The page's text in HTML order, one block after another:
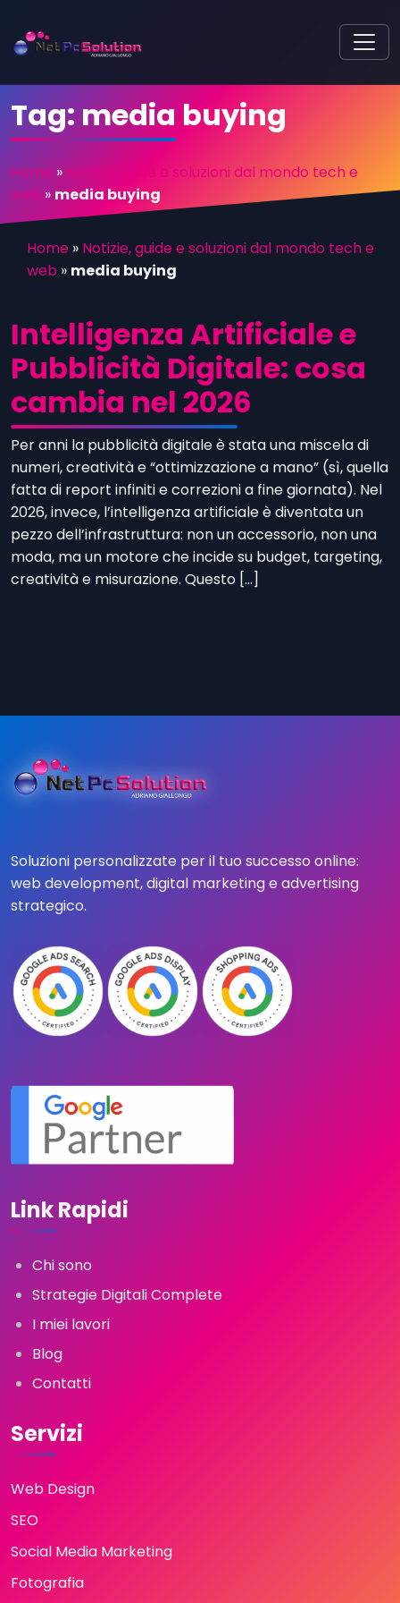
Tag: media buying
Home » Notizie, guide e soluzioni dal mondo tech e
web » media buying
Home » Notizie, guide e soluzioni dal mondo tech e
web » media buying
Intelligenza Artificiale e
Pubblicità Digitale: cosa
cambia nel 2026
Per anni la pubblicità digitale è stata una miscela di
numeri, creatività e “ottimizzazione a mano” (sì, quella
fatta di report infiniti e correzioni a fine giornata). Nel
2026, invece, l’intelligenza artificiale è diventata un
pezzo dell’infrastruttura: non un accessorio, non una
moda, ma un motore che incide su budget, targeting,
creatività e misurazione. Questo […]
Soluzioni personalizzate per il tuo successo online:
web development, digital marketing e advertising
strategico.
Link Rapidi
Chi sono
Strategie Digitali Complete
I miei lavori
Blog
Contatti
Servizi
Web Design
SEO
Social Media Marketing
Fotografia